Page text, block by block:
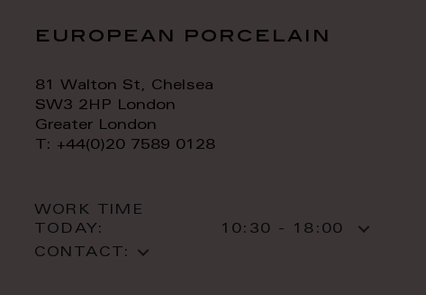
european porcelain
81 Walton St, Chelsea
SW3 2HP London
Greater London
T: +44(0)20 7589 0128
WORK TIME
TODAY:
10:30 - 18:00
CONTACT: